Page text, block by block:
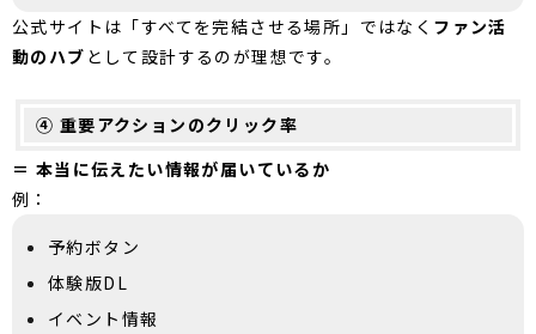
公式サイトは「すべてを完結させる場所」ではなく ファン活
動のハブ として設計するのが理想です。
④ 重要アクションのクリック率
＝ 本当に伝えたい情報が届いているか
例：
予約ボタン
体験版DL
イベント情報